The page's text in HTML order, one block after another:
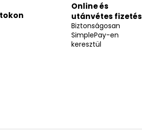
Online és
utánvétes fizetés
Biztonságosan
SimplePay-en
keresztül